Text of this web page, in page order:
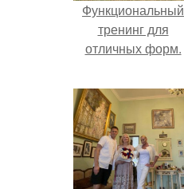
Функциональный
тренинг для
отличных форм.